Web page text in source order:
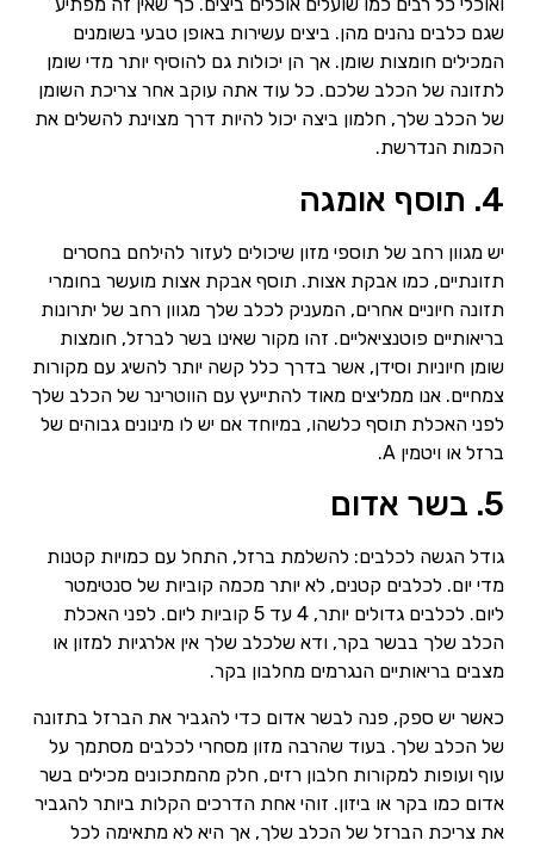
ואוכלי כל רבים כמו שועלים אוכלים ביצים. כך שאין זה מפתיע
שגם כלבים נהנים מהן. ביצים עשירות באופן טבעי בשומנים
המכילים חומצות שומן. אך הן יכולות גם להוסיף יותר מדי שומן
לתזונה של הכלב שלכם. כל עוד אתה עוקב אחר צריכת השומן
של הכלב שלך, חלמון ביצה יכול להיות דרך מצוינת להשלים את
הכמות הנדרשת.
4. תוסף אומגה
יש מגוון רחב של תוספי מזון שיכולים לעזור להילחם בחסרים
תזונתיים, כמו אבקת אצות. תוסף אבקת אצות מועשר בחומרי
תזונה חיוניים אחרים, המעניק לכלב שלך מגוון רחב של יתרונות
בריאותיים פוטנציאליים. זהו מקור שאינו בשר לברזל, חומצות
שומן חיוניות וסידן, אשר בדרך כלל קשה יותר להשיג עם מקורות
צמחיים. אנו ממליצים מאוד להתייעץ עם הווטרינר של הכלב שלך
לפני האכלת תוסף כלשהו, ​​במיוחד אם יש לו מינונים גבוהים של
ברזל או ויטמין A.
5. בשר אדום
גודל הגשה לכלבים: להשלמת ברזל, התחל עם כמויות קטנות
מדי יום. לכלבים קטנים, לא יותר מכמה קוביות של סנטימטר
ליום. לכלבים גדולים יותר, 4 עד 5 קוביות ליום. לפני האכלת
הכלב שלך בבשר בקר, ודא שלכלב שלך אין אלרגיות למזון או
מצבים בריאותיים הנגרמים מחלבון בקר.
כאשר יש ספק, פנה לבשר אדום כדי להגביר את הברזל בתזונה
של הכלב שלך. בעוד שהרבה מזון מסחרי לכלבים מסתמך על
עוף ועופות למקורות חלבון רזים, חלק מהמתכונים מכילים בשר
אדום כמו בקר או ביזון. זוהי אחת הדרכים הקלות ביותר להגביר
את צריכת הברזל של הכלב שלך, אך היא לא מתאימה לכל